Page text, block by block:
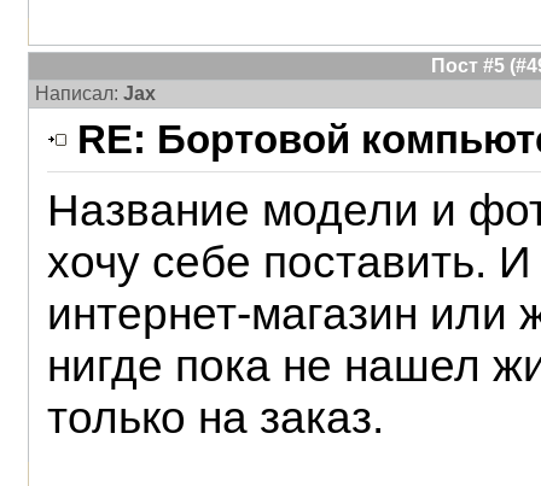
Пост #5
Написал: Jax
RE: Бортовой
Название модели и
хочу себе поставить.
интернет-магазин
нигде пока не нашел
только на заказ.